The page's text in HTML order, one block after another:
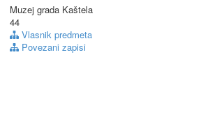
Muzej grada Kaštela
44
Vlasnik predmeta
Povezani zapisi